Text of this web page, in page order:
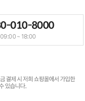
010-8000
09:00 ~ 18:00